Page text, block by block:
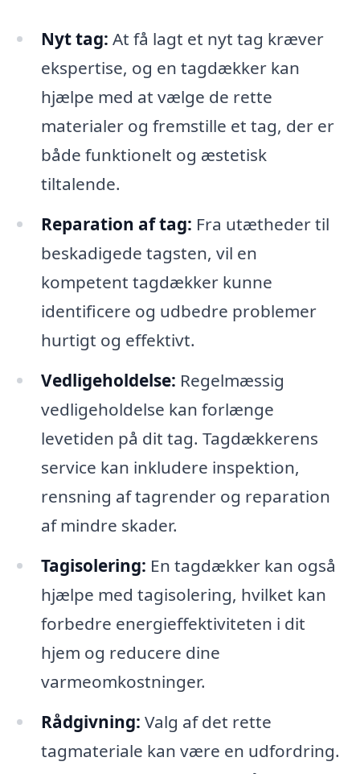
Nyt tag: At få lagt et nyt tag kræver
ekspertise, og en tagdækker kan
hjælpe med at vælge de rette
materialer og fremstille et tag, der er
både funktionelt og æstetisk
tiltalende.
Reparation af tag: Fra utætheder til
beskadigede tagsten, vil en
kompetent tagdækker kunne
identificere og udbedre problemer
hurtigt og effektivt.
Vedligeholdelse: Regelmæssig
vedligeholdelse kan forlænge
levetiden på dit tag. Tagdækkerens
service kan inkludere inspektion,
rensning af tagrender og reparation
af mindre skader.
Tagisolering: En tagdækker kan også
hjælpe med tagisolering, hvilket kan
forbedre energieffektiviteten i dit
hjem og reducere dine
varmeomkostninger.
Rådgivning: Valg af det rette
tagmateriale kan være en udfordring.